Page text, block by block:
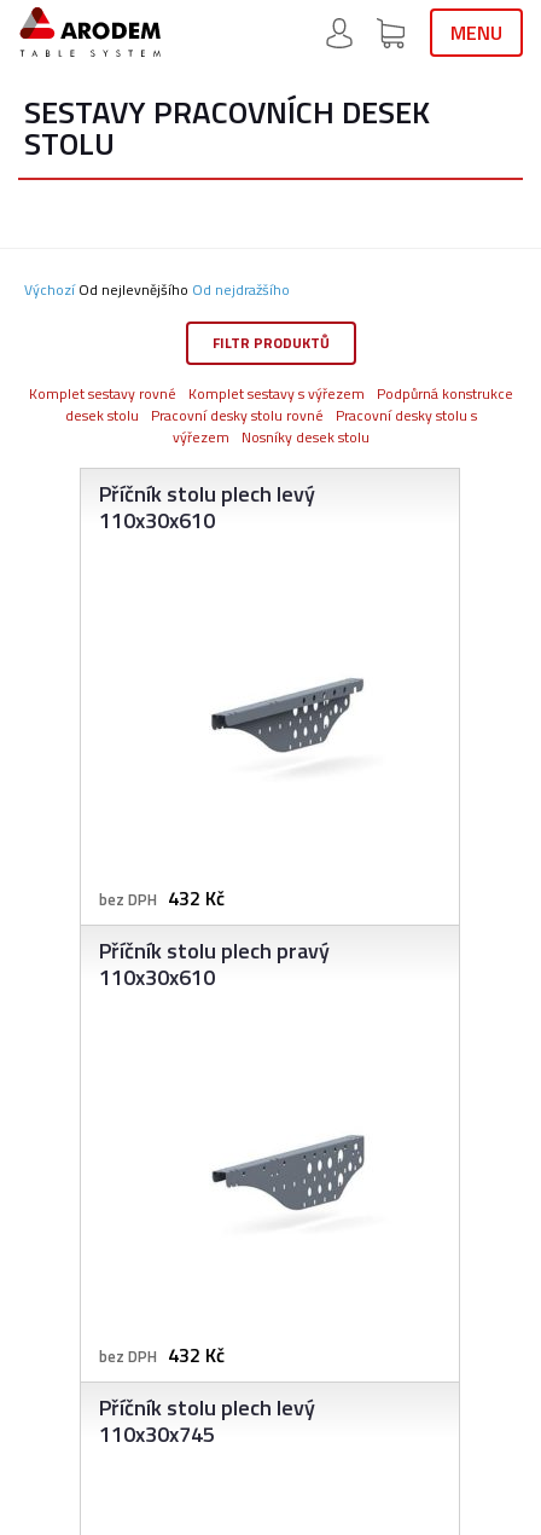
MENU
SESTAVY PRACOVNÍCH DESEK
STOLU
Výchozí Od nejlevnějšího Od nejdražšího
FILTR PRODUKTŮ
Komplet sestavy rovné Komplet sestavy s výřezem
Podpůrná konstrukce
desek stolu
Pracovní desky stolu rovné
Pracovní desky stolu s
výřezem
Nosníky desek stolu
Příčník stolu plech levý
110x30x610
bez DPH 432 Kč
Příčník stolu plech pravý
110x30x610
bez DPH 432 Kč
Příčník stolu plech levý
110x30x745